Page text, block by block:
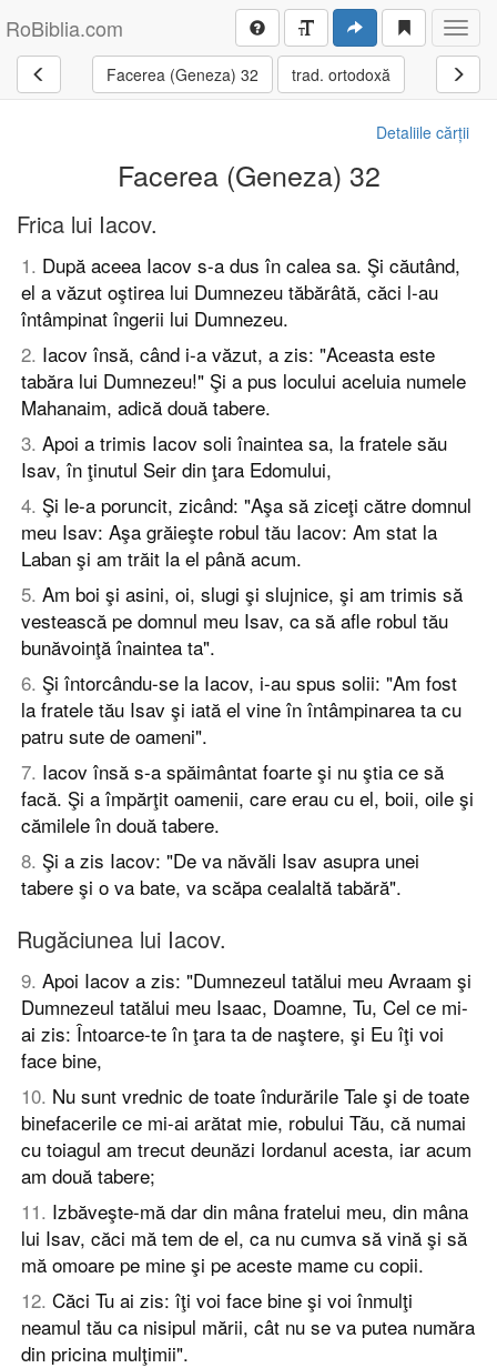
RoBiblia.com
Facerea (Geneza) 32 trad. ortodoxă
Detaliile cărții
Facerea (Geneza) 32
Frica lui Iacov.
1. După aceea Iacov s-a dus în calea sa. Şi căutând,
el a văzut oştirea lui Dumnezeu tăbărâtă, căci l-au
întâmpinat îngerii lui Dumnezeu.
2. Iacov însă, când i-a văzut, a zis: "Aceasta este
tabăra lui Dumnezeu!" Şi a pus locului aceluia numele
Mahanaim, adică două tabere.
3. Apoi a trimis Iacov soli înaintea sa, la fratele său
Isav, în ţinutul Seir din ţara Edomului,
4. Şi le-a poruncit, zicând: "Aşa să ziceţi către domnul
meu Isav: Aşa grăieşte robul tău Iacov: Am stat la
Laban şi am trăit la el până acum.
5. Am boi şi asini, oi, slugi şi slujnice, şi am trimis să
vestească pe domnul meu Isav, ca să afle robul tău
bunăvoinţă înaintea ta".
6. Şi întorcându-se la Iacov, i-au spus solii: "Am fost
la fratele tău Isav şi iată el vine în întâmpinarea ta cu
patru sute de oameni".
7. Iacov însă s-a spăimântat foarte şi nu ştia ce să
facă. Şi a împărţit oamenii, care erau cu el, boii, oile şi
cămilele în două tabere.
8. Şi a zis Iacov: "De va năvăli Isav asupra unei
tabere şi o va bate, va scăpa cealaltă tabără".
Rugăciunea lui Iacov.
9. Apoi Iacov a zis: "Dumnezeul tatălui meu Avraam şi
Dumnezeul tatălui meu Isaac, Doamne, Tu, Cel ce mi-
ai zis: Întoarce-te în ţara ta de naştere, şi Eu îţi voi
face bine,
10. Nu sunt vrednic de toate îndurările Tale şi de toate
binefacerile ce mi-ai arătat mie, robului Tău, că numai
cu toiagul am trecut deunăzi Iordanul acesta, iar acum
am două tabere;
11. Izbăveşte-mă dar din mâna fratelui meu, din mâna
lui Isav, căci mă tem de el, ca nu cumva să vină şi să
mă omoare pe mine şi pe aceste mame cu copii.
12. Căci Tu ai zis: îţi voi face bine şi voi înmulţi
neamul tău ca nisipul mării, cât nu se va putea număra
din pricina mulţimii".